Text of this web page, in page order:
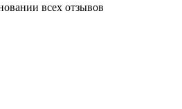
всех отзывов